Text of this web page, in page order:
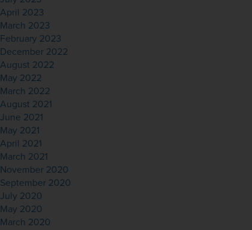
April 2023
March 2023
February 2023
December 2022
August 2022
May 2022
March 2022
August 2021
June 2021
May 2021
April 2021
March 2021
November 2020
September 2020
July 2020
May 2020
March 2020